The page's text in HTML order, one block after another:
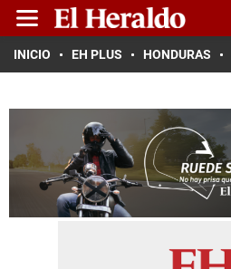
INICIO EH PLUS HONDURAS